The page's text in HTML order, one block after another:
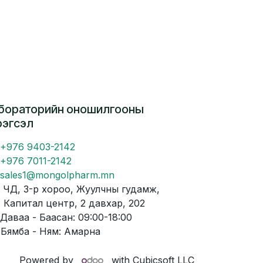
оношилгооны
+976 9403-2142
+976 7011-2142
sales1@mongolpharm.mn
3-р хороо, Жуулчны гудамж,
центр, 2 давхар, 202
- Баасан: 09:00-18:00
- Ням: Амарна
Powered by with Cubicsoft LLC